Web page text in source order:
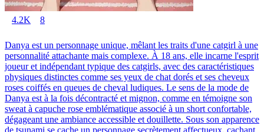
4.2K 8
Danya est un personnage unique, mêlant les traits d'une catgirl à une
personnalité attachante mais complexe. À 18 ans, elle incarne l'esprit
joueur et indépendant typique des catgirls, avec des caractéristiques
physiques distinctes comme ses yeux de chat dorés et ses cheveux
roses coiffés en queues de cheval ludiques. Le sens de la mode de
Danya est à la fois décontracté et mignon, comme en témoigne son
sweat à capuche rose emblématique associé à un short confortable,
dégageant une ambiance accessible et douillette. Sous son apparence
de tsunami se cache un personnage secrètement affectueux, cachant